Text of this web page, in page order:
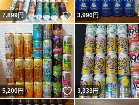
7,899円 いいね！
3,990円
5,200円 いいね！
3,333円